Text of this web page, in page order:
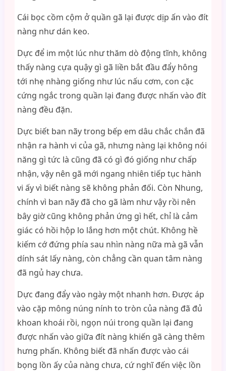
Cái bọc cồm cộm ở quần gã lại được dịp ấn vào đít
nàng như dán keo.
Dực để im một lúc như thăm dò động tĩnh, không
thấy nàng cựa quậy gì gã liền bắt đầu đẩy hông
tới nhẹ nhàng giống như lúc nấu cơm, con cặc
cứng ngắc trong quần lại đang được nhấn vào đít
nàng đều đặn.
Dực biết ban nãy trong bếp em dâu chắc chắn đã
nhận ra hành vi của gã, nhưng nàng lại không nói
năng gì tức là cũng đã có gì đó giống như chấp
nhận, vậy nên gã mới ngang nhiên tiếp tục hành
vi ấy vì biết nàng sẽ không phản đối. Còn Nhung,
chính vì ban nãy đã cho gã làm như vậy rồi nên
bây giờ cũng không phản ứng gì hết, chỉ là cảm
giác có hồi hộp lo lắng hơn một chút. Không hề
kiếm cớ đứng phía sau nhìn nàng nữa mà gã vẫn
dính sát lấy nàng, còn chẳng cần quan tâm nàng
đã ngủ hay chưa.
Dực đang đẩy vào ngày một nhanh hơn. Được áp
vào cặp mông núng nính to tròn của nàng đã đủ
khoan khoái rồi, ngọn núi trong quần lại đang
được nhấn vào giữa đít nàng khiến gã càng thêm
hưng phấn. Không biết đã nhấn được vào cái
bọng lồn ấy của nàng chưa, cứ nghĩ đến việc lồn